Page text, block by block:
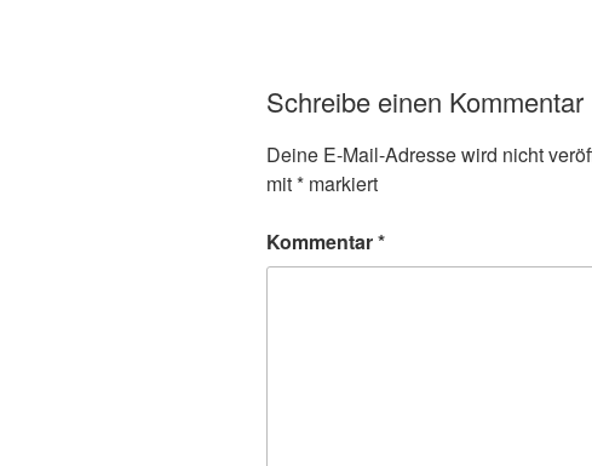
Schreibe einen Kommentar
Deine E-Mail-Adresse wird nicht
mit* markiert
Kommentar*